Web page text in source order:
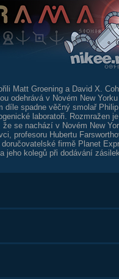
Matt Groening a David X.
odehrává v Novém New
díle spadne věčný smolař
laboratoři. Rozmražen
se nachází v Novém New
profesoru Hubertu
firmě Planet
jeho kolegů při dodávání